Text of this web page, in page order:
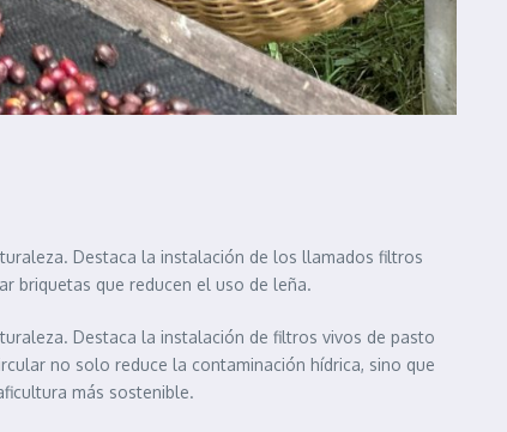
Destaca la instalación de los llamados filtros
briquetas que reducen el uso de leña.
Destaca la instalación de filtros vivos de pasto
no solo reduce la contaminación hídrica, sino que
más sostenible.